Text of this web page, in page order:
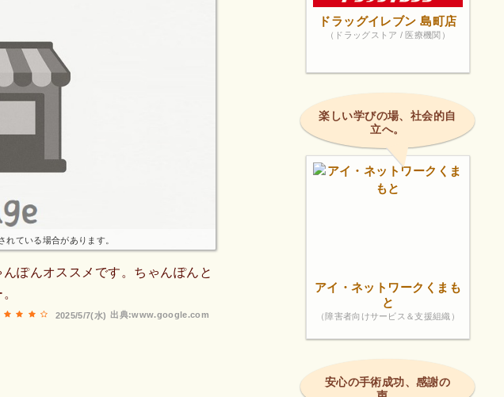
れている場合があります。
ぽんオススメです。ちゃんぽんと
出典:www.google.com
2025/5/7(水)
ドラッグイレブン 島町店
（ドラッグストア / 医療機関）
楽しい学びの場、社会的自
立へ。
アイ・ネットワークくまも
と
（障害者向けサービス＆支援組織）
安心の手術成功、感謝の